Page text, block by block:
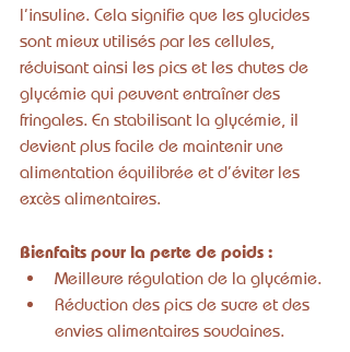
l’insuline. Cela signifie que les glucides
sont mieux utilisés par les cellules,
réduisant ainsi les pics et les chutes de
glycémie qui peuvent entraîner des
fringales. En stabilisant la glycémie, il
devient plus facile de maintenir une
alimentation équilibrée et d’éviter les
excès alimentaires.
Bienfaits pour la perte de poids :
Meilleure régulation de la glycémie.
Réduction des pics de sucre et des
envies alimentaires soudaines.